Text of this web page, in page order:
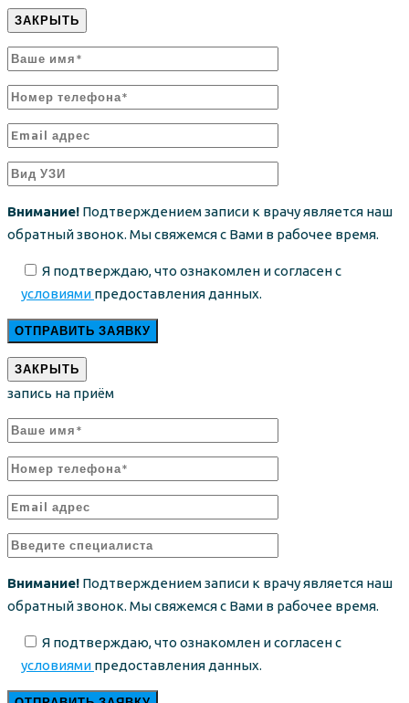
ЗАКРЫТЬ
Внимание! Подтверждением записи к врачу является наш
обратный звонок. Мы свяжемся с Вами в рабочее время.
Я подтверждаю, что ознакомлен и согласен с
условиями предоставления данных.
ЗАКРЫТЬ
запись на приём
Внимание! Подтверждением записи к врачу является наш
обратный звонок. Мы свяжемся с Вами в рабочее время.
Я подтверждаю, что ознакомлен и согласен с
условиями предоставления данных.